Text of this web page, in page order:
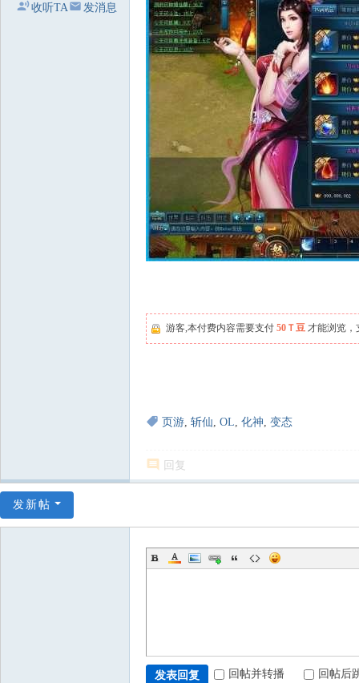
收听TA 发消息
游客,本付费内容需要支付 50Ｔ豆 才能浏览，
页游, 斩仙, OL, 化神, 变态
回复
发新帖
发表回复 回帖并转播 回帖后